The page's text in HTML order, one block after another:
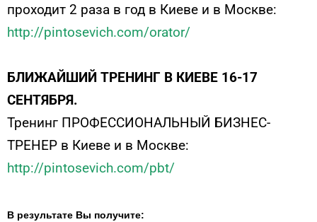
проходит 2 раза в год в Киеве и в Москве:
http://pintosevich.com/orator/
БЛИЖАЙШИЙ ТРЕНИНГ В КИЕВЕ 16-17
СЕНТЯБРЯ.
Тренинг ПРОФЕССИОНАЛЬНЫЙ БИЗНЕС-
ТРЕНЕР в Киеве и в Москве:
http://pintosevich.com/pbt/
В результате Вы получите: